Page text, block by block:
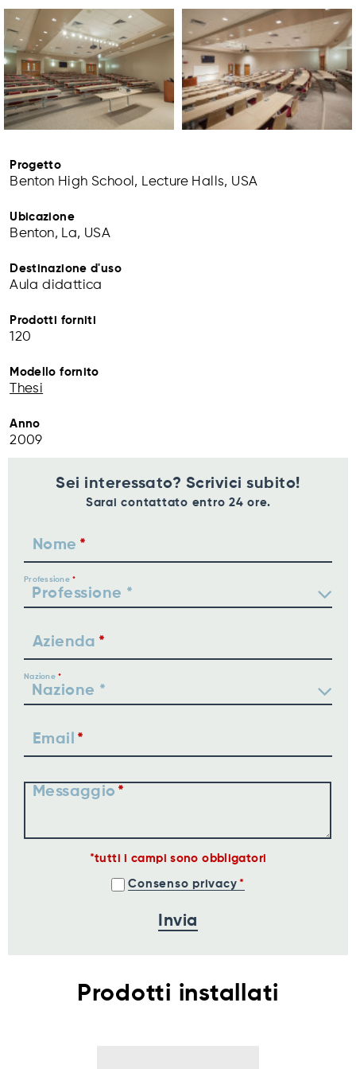
Progetto
Benton High School, Lecture Halls, USA
Ubicazione
Benton, La, USA
Destinazione d'uso
Aula didattica
Prodotti forniti
120
Modello fornito
Thesi
Anno
2009
Sei interessato? Scrivici subito!
Sarai contattato entro 24 ore.
Nome
Professione
Azienda
Nazione
Email
Messaggio
tutti i campi sono obbligatori
Consenso privacy
Prodotti installati